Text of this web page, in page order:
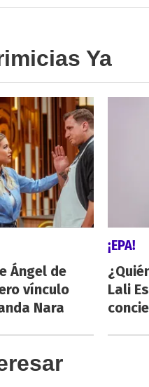
Ya
Ángel de
vínculo
Nara
¡EPA!
Lali